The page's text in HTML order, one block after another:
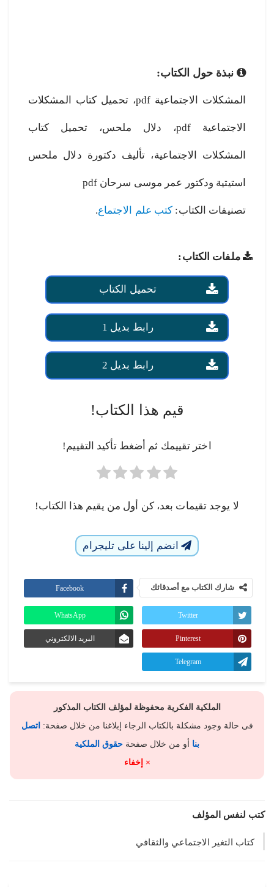
نبذة حول الكتاب:
المشكلات الاجتماعية pdf، تحميل كتاب المشكلات
الاجتماعية pdf، دلال ملحس، تحميل كتاب
المشكلات الاجتماعية، تأليف دكتورة دلال ملحس
استيتية ودكتور عمر موسى سرحان pdf
تصنيفات الكتاب: كتب علم الاجتماع.
ملفات الكتاب:
تحميل الكتاب
رابط بديل 1
رابط بديل 2
قيم هذا الكتاب!
اختر تقييمك ثم أضغط تأكيد التقييم!
لا يوجد تقيمات بعد، كن أول من يقيم هذا الكتاب!
انضم إلينا على تليجرام
شارك الكتاب مع أصدقائك Facebook
Twitter
WhatsApp
Pinterest البريد الالكتروني
Telegram
الملكية الفكرية محفوظة لمؤلف الكتاب المذكور
فى حالة وجود مشكلة بالكتاب الرجاء إبلاغنا من خلال صفحة: اتصل
بنا أو من خلال صفحة حقوق الملكية
× إخفاء
كتب لنفس المؤلف
كتاب التغير الاجتماعي والثقافي